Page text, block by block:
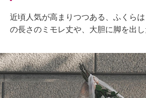
近頃人気が高まりつつある、ふくら
の長さのミモレ丈や、大胆に脚を出し